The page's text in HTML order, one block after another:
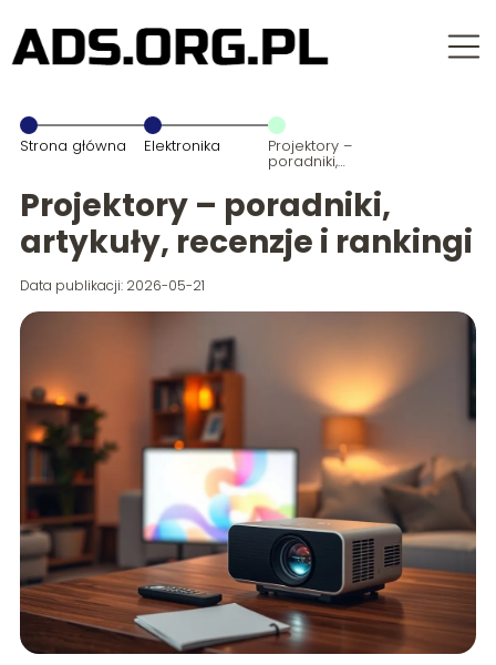
Strona główna Elektronika Projektory –
poradniki,
recenzje i
rankingi
Projektory – poradniki,
artykuły, recenzje i rankingi
Data publikacji: 2026-05-21